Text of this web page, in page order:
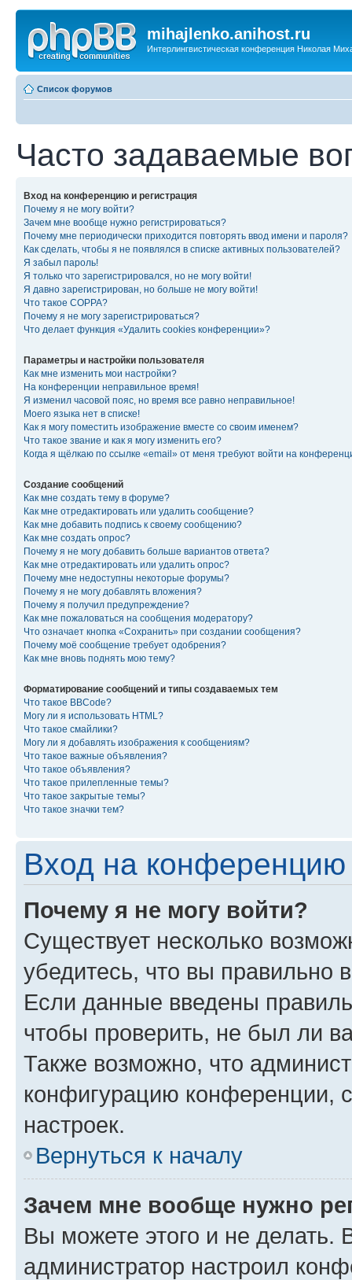
mihajlenko.anihost.ru
Интерлингвистическая конференция Николая
Список форумов
Часто задаваемые
Вход на конференцию и регистрация
Почему я не могу войти?
Зачем мне вообще нужно регистрироваться?
Почему мне периодически приходится повторять ввод имени и пароля?
Как сделать, чтобы я не появлялся в списке активных пользователей?
Я забыл пароль!
Я только что зарегистрировался, но не могу войти!
Я давно зарегистрирован, но больше не могу войти!
Что такое COPPA?
Почему я не могу зарегистрироваться?
Что делает функция «Удалить cookies конференции»?
Параметры и настройки пользователя
Как мне изменить мои настройки?
На конференции неправильное время!
Я изменил часовой пояс, но время все равно неправильное!
Моего языка нет в списке!
Как я могу поместить изображение вместе со своим именем?
Что такое звание и как я могу изменить его?
Когда я щёлкаю по ссылке «email» от меня требуют войти на
Создание сообщений
Как мне создать тему в форуме?
Как мне отредактировать или удалить сообщение?
Как мне добавить подпись к своему сообщению?
Как мне создать опрос?
Почему я не могу добавить больше вариантов ответа?
Как мне отредактировать или удалить опрос?
Почему мне недоступны некоторые форумы?
Почему я не могу добавлять вложения?
Почему я получил предупреждение?
Как мне пожаловаться на сообщения модератору?
Что означает кнопка «Сохранить» при создании сообщения?
Почему моё сообщение требует одобрения?
Как мне вновь поднять мою тему?
Форматирование сообщений и типы создаваемых тем
Что такое BBCode?
Могу ли я использовать HTML?
Что такое смайлики?
Могу ли я добавлять изображения к сообщениям?
Что такое важные объявления?
Что такое объявления?
Что такое прилепленные темы?
Что такое закрытые темы?
Что такое значки тем?
Вход на конференцию
Почему я не могу войти?
Существует несколько
убедитесь, что вы правильно
Если данные введены
чтобы проверить, не был ли
Также возможно, что
конфигурацию конференции,
настроек.
Вернуться к началу
Зачем мне вообще нужно
Вы можете этого и не делать.
администратор настроил